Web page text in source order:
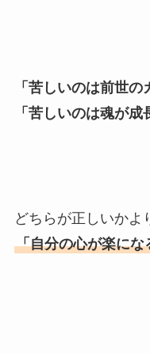
「苦しいのは前世の
「苦しいのは魂が成
どちらが正しいかよ
「自分の心が楽にな